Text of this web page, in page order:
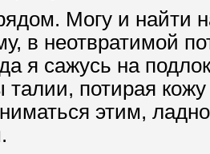
Могу и найти
в неотвратимой
я сажусь на
талии, потирая
этим,